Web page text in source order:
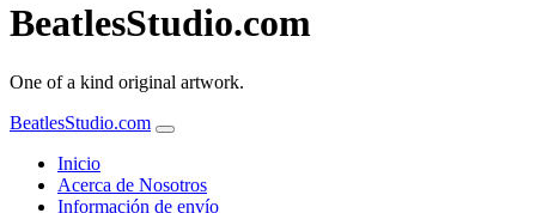
BeatlesStudio.com
One of a kind original artwork.
BeatlesStudio.com
Inicio
Acerca de Nosotros
Información de envío